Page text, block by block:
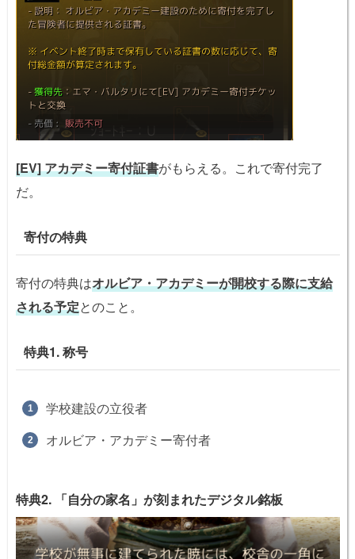
[EV] アカデミー寄付証書がもらえる。これで寄付完了
だ。
寄付の特典
寄付の特典はオルビア・アカデミーが開校する際に支給
される予定とのこと。
特典1. 称号
学校建設の立役者
オルビア・アカデミー寄付者
特典2. 「自分の家名」が刻まれたデジタル銘板